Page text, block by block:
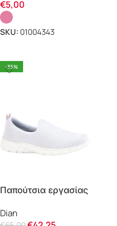
€5,00
SKU: 01004343
-35%
Παπούτσια εργασίας
Dian